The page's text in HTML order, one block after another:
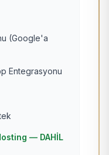
(Google'a
Entegrasyonu
— DAHİL